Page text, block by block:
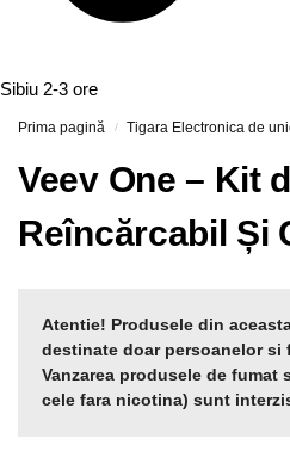
Sibiu 2-3 ore
Prima pagină / Tigara Electronica de
Veev One – Kit
Reîncărcabil Și
Atentie! Produsele din
destinate doar persoanelor si
Vanzarea produsele de fumat
cele fara nicotina) sunt